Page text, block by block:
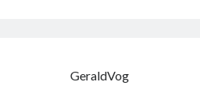
GeraldVog